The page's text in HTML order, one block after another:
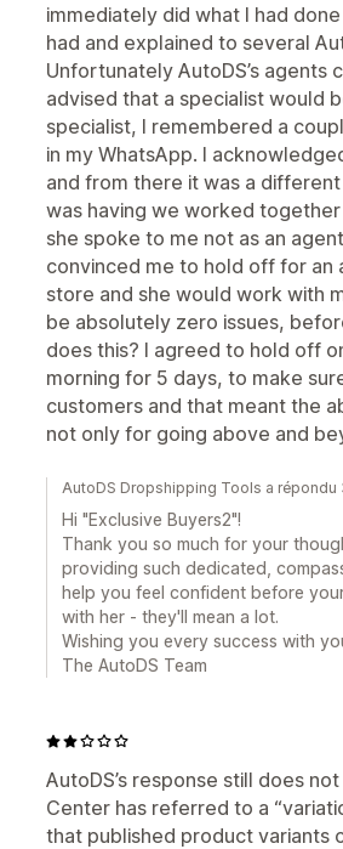
immediately did what I had
had and explained to several
Unfortunately AutoDS’s agents
advised that a specialist would
specialist, I remembered a
in my WhatsApp. I
and from there it was a
was having we worked
she spoke to me not as an
convinced me to hold off for
store and she would work with
be absolutely zero issues,
does this? I agreed to hold off
morning for 5 days, to make
customers and that meant the
not only for going above and
AutoDS Dropshipping Tools a répondu
Hi "Exclusive Buyers2"!
Thank you so much for your
providing such dedicated,
help you feel confident before
with her - they'll mean a lot.
Wishing you every success with
The AutoDS Team
AutoDS’s response still does
Center has referred to a
that published product variants